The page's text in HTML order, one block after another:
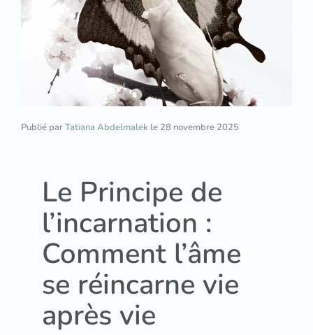
Publié parTatiana Abdelmalek le 28 novembre 2025
Le Principe de
l’incarnation :
Comment l’âme
se réincarne vie
après vie